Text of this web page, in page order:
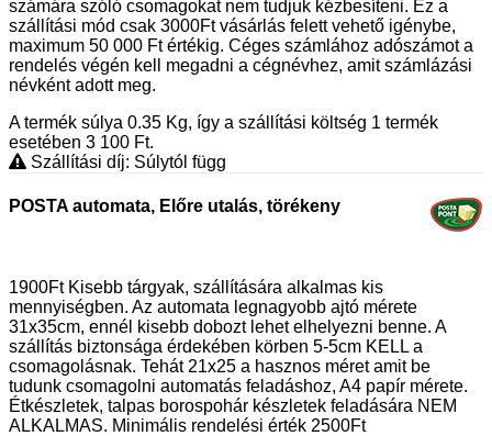
számára szóló csomagokat nem tudjuk kézbesíteni. Ez a
szállítási mód csak 3000Ft vásárlás felett vehető igénybe,
maximum 50 000 Ft értékig. Céges számlához adószámot a
rendelés végén kell megadni a cégnévhez, amit számlázási
névként adott meg.
A termék súlya 0.35 Kg, így a szállítási költség 1 termék
esetében 3 100 Ft.
Szállítási díj: Súlytól függ
POSTA automata, Előre utalás, törékeny
1900Ft Kisebb tárgyak, szállítására alkalmas kis
mennyiségben. Az automata legnagyobb ajtó mérete
31x35cm, ennél kisebb dobozt lehet elhelyezni benne. A
szállítás biztonsága érdekében körben 5-5cm KELL a
csomagolásnak. Tehát 21x25 a hasznos méret amit be
tudunk csomagolni automatás feladáshoz, A4 papír mérete.
Étkészletek, talpas borospohár készletek feladására NEM
ALKALMAS. Minimális rendelési érték 2500Ft